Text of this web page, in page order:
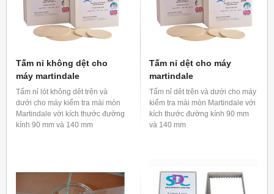
Tấm nỉ không dệt cho
máy martindale
Tấm nỉ lót không dêt trên và
dưới cho máy kiểm tra mài mòn
Martindale với kích thước đường
kính 90 mm và 140 mm
Tấm nỉ dệt cho máy
martindale
Tấm nỉ dêt trên và dưới cho máy
kiểm tra mài mòn Martindale với
kích thước đường kính 90 mm
và 140 mm